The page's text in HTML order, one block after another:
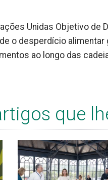
Unidas Objetivo de
o desperdício
ao longo das
que